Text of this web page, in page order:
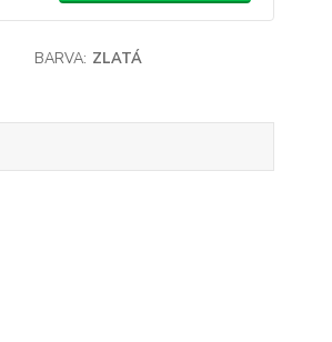
BARVA: ZLATÁ